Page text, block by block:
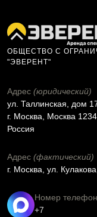
ОБЩЕСТВО С
"ЭВЕРЕНТ"
Адрес (юридический)
ул. Таллинская, дом
г. Москва, Москва
Россия
Адрес (фактический)
г. Москва, ул.
Номер
+7